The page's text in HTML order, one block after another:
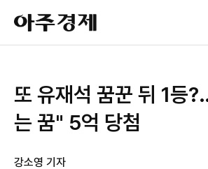
아
주
경
또 유재석 꿈꾼 뒤 1등
는 꿈" 5억 당첨
강소영 기자